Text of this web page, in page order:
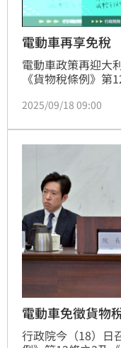
電動車再享免稅
電動車政策再迎大
《貨物稅條例》第
31日。此舉意味著
惠，政策紅利再延
2025/09/18 09:00
電動車免徵貨物
行政院今（18）日